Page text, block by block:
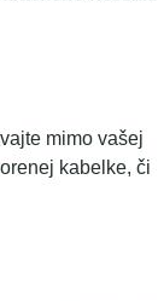
mimo vašej
kabelke, či